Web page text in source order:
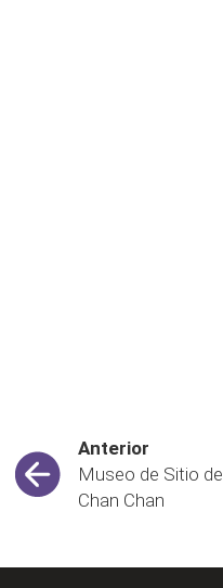
Anterior
Museo de Sitio de
Chan Chan